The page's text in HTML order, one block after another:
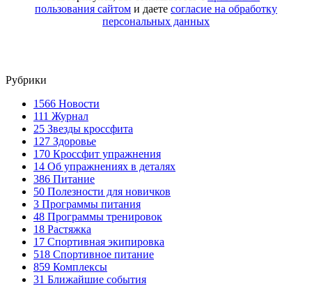
пользования сайтом и даете согласие на обработку
персональных данных
Рубрики
1566 Новости
111 Журнал
25 Звезды кроссфита
127 Здоровье
170 Кроссфит упражнения
14 Об упражнениях в деталях
386 Питание
50 Полезности для новичков
3 Программы питания
48 Программы тренировок
18 Растяжка
17 Спортивная экипировка
518 Спортивное питание
859 Комплексы
31 Ближайшие события